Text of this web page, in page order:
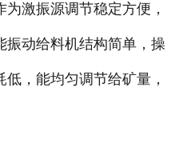
激振源调节稳定方便，
振动给料机结构简单，操
，能均匀调节给矿量，